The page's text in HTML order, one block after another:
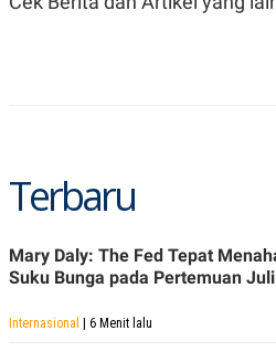
GR
P
P
E
R
A
D
R
T
S
Terbaru
Mary Daly: The Fed Tepat
Suku Bunga pada Pertemuan Juli
Internasional | 6 Menit lalu